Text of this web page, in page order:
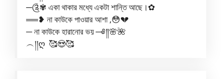
─༊✾ একা থাকার মধ্যে একটা শান্তি আছে।✿
══❥ না কাউকে পাওয়ার আশা ,😳💔
─ না কাউকে হারানোর ভয় ─༅༎🌸🌺
︵།།ღ 🥰😍🥰